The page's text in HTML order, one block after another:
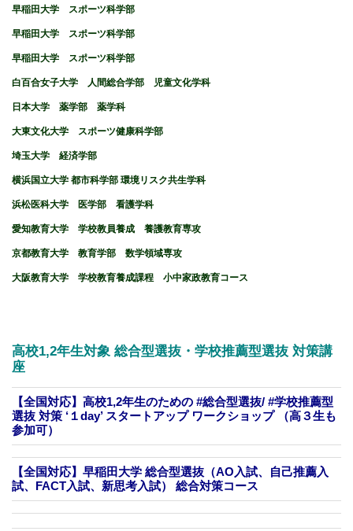
早稲田大学 スポーツ科学部
早稲田大学 スポーツ科学部
早稲田大学 スポーツ科学部
白百合女子大学 人間総合学部 児童文化学科
日本大学 薬学部 薬学科
大東文化大学 スポーツ健康科学部
埼玉大学 経済学部
横浜国立大学 都市科学部 環境リスク共生学科
浜松医科大学 医学部 看護学科
愛知教育大学 学校教員養成 養護教育専攻
京都教育大学 教育学部 数学領域専攻
大阪教育大学 学校教育養成課程 小中家政教育コース
高校1,2年生対象 総合型選抜・学校推薦型選抜 対策講
座
【全国対応】高校1,2年生のための #総合型選抜/ #学校推薦型
選抜 対策 ‘１day’ スタートアップ ワークショップ （高３生も
参加可）
【全国対応】早稲田大学 総合型選抜（AO入試、自己推薦入
試、FACT入試、新思考入試） 総合対策コース